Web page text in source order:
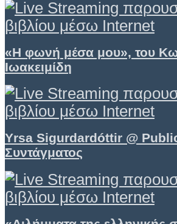
«Η φωνή μέσα μου», του
Ιωακειμίδη
Yrsa Sigurdardóttir @
Συντάγματος